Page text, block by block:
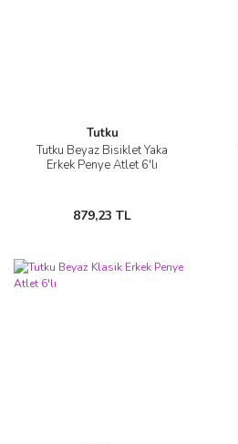
Tutku
Tutku Beyaz Bisiklet Yaka
Erkek Penye Atlet 6'lı
879,23 TL